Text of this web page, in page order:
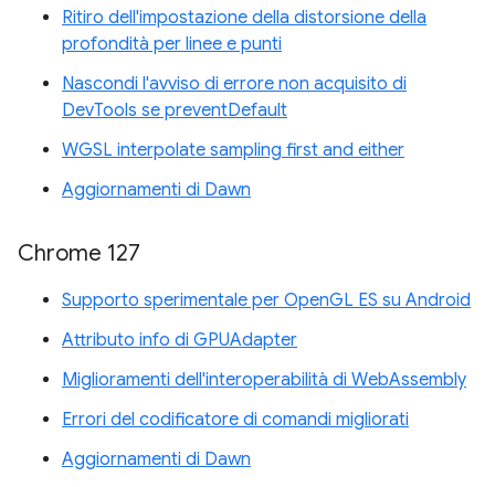
Ritiro dell'impostazione della distorsione della
profondità per linee e punti
Nascondi l'avviso di errore non acquisito di
DevTools se preventDefault
WGSL interpolate sampling first and either
Aggiornamenti di Dawn
Chrome 127
Supporto sperimentale per OpenGL ES su Android
Attributo info di GPUAdapter
Miglioramenti dell'interoperabilità di WebAssembly
Errori del codificatore di comandi migliorati
Aggiornamenti di Dawn